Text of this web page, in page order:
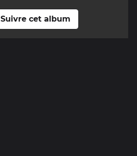
Suivre cet album